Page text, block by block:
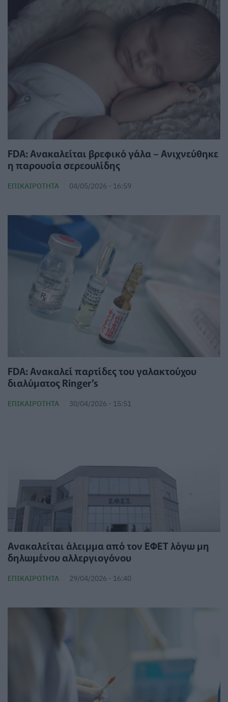
FDA: Ανακαλείται βρεφικό γάλα – Ανιχνεύθηκε
η παρουσία σερεουλίδης
ΕΠΙΚΑΙΡΌΤΗΤΑ 04/05/2026 - 16:59
FDA: Ανακαλεί παρτίδες του γαλακτούχου
διαλύματος Ringer’s
ΕΠΙΚΑΙΡΌΤΗΤΑ 30/04/2026 - 15:51
Ανακαλείται άλειμμα από τον ΕΦΕΤ λόγω μη
δηλωμένου αλλεργιογόνου
ΕΠΙΚΑΙΡΌΤΗΤΑ 29/04/2026 - 16:40